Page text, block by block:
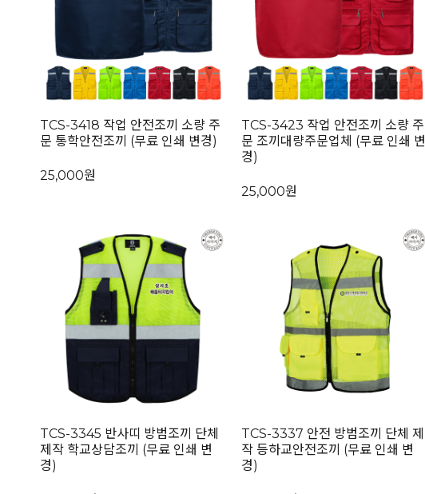
TCS-3418 작업 안전조끼 소량 주
문 통학안전조끼 (무료 인쇄 변경)
25,000원
TCS-3423 작업 안전조끼 소량 주
문 조끼대량주문업체 (무료 인쇄 변
경)
25,000원
TCS-3345 반사띠 방범조끼 단체
제작 학교상담조끼 (무료 인쇄 변
경)
TCS-3337 안전 방범조끼 단체 제
작 등하교안전조끼 (무료 인쇄 변
경)